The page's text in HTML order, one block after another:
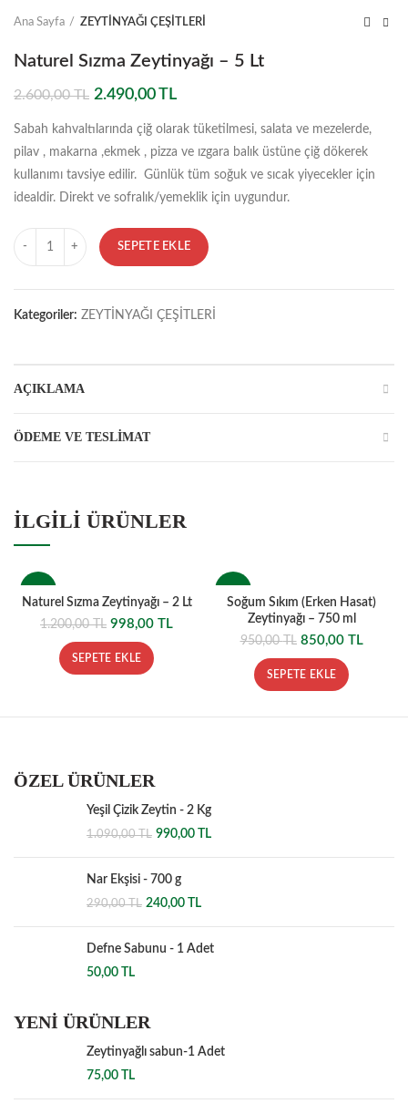
Ana Sayfa ZEYTİNYAĞI ÇEŞİTLERİ
Naturel Sızma Zeytinyağı – 5 Lt
2.600,00TL Orijinal
2.600,00 TL.
2.490,00TLŞu
fiyat:
2.490,00 TL.
Sabah kahvaltılarında çiğ olarak tüketilmesi, salata ve mezelerde,
pilav , makarna ,ekmek , pizza ve ızgara balık üstüne çiğ dökerek
kullanımı tavsiye edilir. Günlük tüm soğuk ve sıcak yiyecekler için
idealdir. Direkt ve sofralık/yemeklik için uygundur.
Miktar
SEPETE EKLE
Kategoriler: ZEYTİNYAĞI ÇEŞİTLERİ
AÇIKLAMA
ÖDEME VE TESLIMAT
İLGILI ÜRÜNLER
Naturel Sızma Zeytinyağı – 2 Lt
1.200,00TL Orijinal
fiyat:
1.200,00 TL.
998,00 TLŞu
SEPETE EKLE
Soğum Sıkım (Erken Hasat)
Zeytinyağı – 750 ml
950,00TL Orijinal
fiyat:
950,00 TL.
850,00 TLŞu
SEPETE EKLE
ÖZEL ÜRÜNLER
Yeşil Çizik Zeytin - 2 Kg
1.090,00TL Orijinal
990,00 TLŞu
Nar Ekşisi - 700 g
290,00TL Orijinal
240,00 TLŞu
240,00 TL.
Defne Sabunu - 1 Adet
50,00
TL
YENİ ÜRÜNLER
Zeytinyağlı sabun-1 Adet
75,00
TL